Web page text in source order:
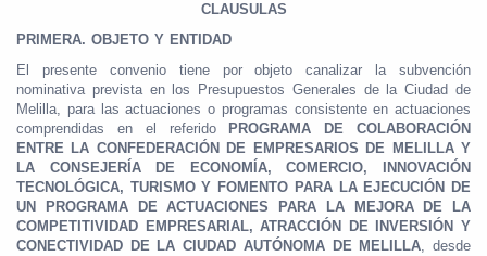
CLAUSULAS
PRIMERA. OBJETO Y ENTIDAD
El presente convenio tiene por objeto canalizar la subvención
nominativa prevista en los Presupuestos Generales de la Ciudad de
Melilla, para las actuaciones o programas consistente en actuaciones
comprendidas en el referido
PROGRAMA DE COLABORACIÓN
ENTRE LA CONFEDERACIÓN DE EMPRESARIOS DE MELILLA Y
LA CONSEJERÍA DE ECONOMÍA, COMERCIO, INNOVACIÓN
TECNOLÓGICA, TURISMO Y FOMENTO PARA LA EJECUCIÓN DE
UN
PROGRAMA DE ACTUACIONES PARA LA MEJORA DE LA
COMPETITIVIDAD EMPRESARIAL, ATRACCIÓN DE INVERSIÓN Y
CONECTIVIDAD DE LA CIUDAD AUTÓNOMA DE MELILLA, desde